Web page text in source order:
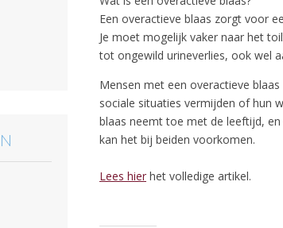
Een overactieve blaas zorgt voor
Je moet mogelijk vaker naar het
tot ongewild urineverlies, ook wel
Mensen met een overactieve
sociale situaties vermijden of hun
blaas neemt toe met de leeftijd,
kan het bij beiden voorkomen.
Lees hier het volledige artikel.